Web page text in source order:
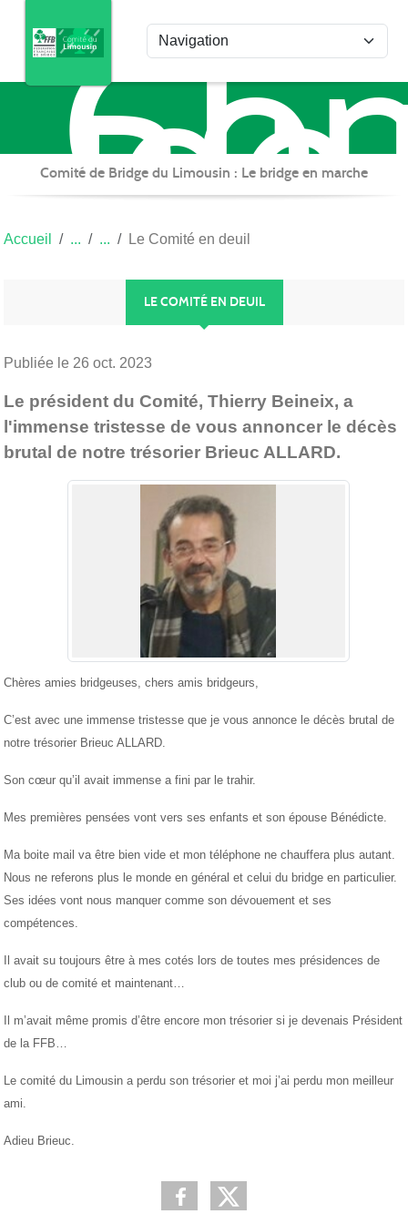
de
du
Comité de Bridge du Limousin : Le bridge en marche
Accueil Le Comité en deuil
LE COMITÉ EN DEUIL
Publiée le 26 oct. 2023
Le président du Comité, Thierry Beineix, a
l'immense tristesse de vous annoncer le décès
brutal de notre trésorier Brieuc ALLARD.
Chères amies bridgeuses, chers amis bridgeurs,
C’est avec une immense tristesse que je vous annonce le décès brutal de
notre trésorier Brieuc ALLARD.
Son cœur qu’il avait immense a fini par le trahir.
Mes premières pensées vont vers ses enfants et son épouse Bénédicte.
Ma boite mail va être bien vide et mon téléphone ne chauffera plus autant.
Nous ne referons plus le monde en général et celui du bridge en particulier.
Ses idées vont nous manquer comme son dévouement et ses
compétences.
Il avait su toujours être à mes cotés lors de toutes mes présidences de
club ou de comité et maintenant…
Il m’avait même promis d’être encore mon trésorier si je devenais Président
de la FFB…
Le comité du Limousin a perdu son trésorier et moi j’ai perdu mon meilleur
ami.
Adieu Brieuc.